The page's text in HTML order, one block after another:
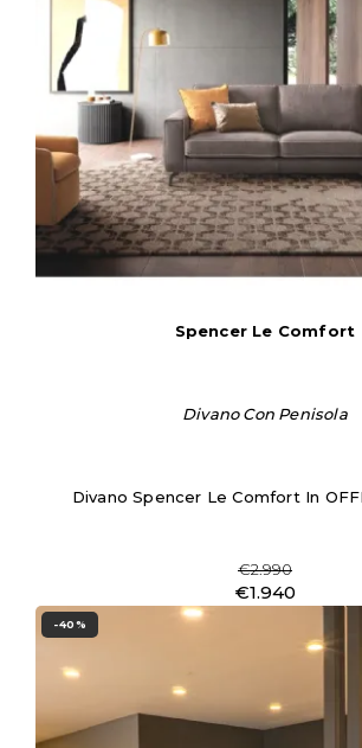
Spencer Le Comfort
Divano Con Penisola
Divano Spencer Le Comfort In
€2.990
€1.940
-40%